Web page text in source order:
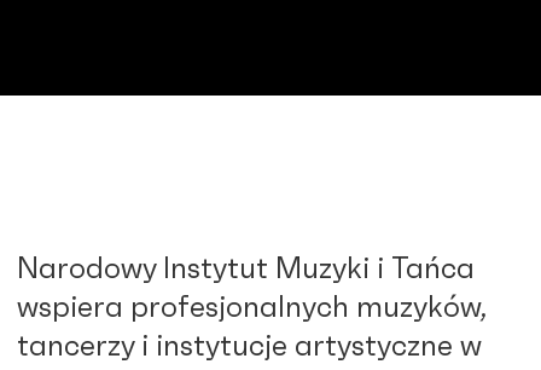
Narodowy Instytut Muzyki i Tańca
wspiera profesjonalnych muzyków,
tancerzy i instytucje artystyczne w